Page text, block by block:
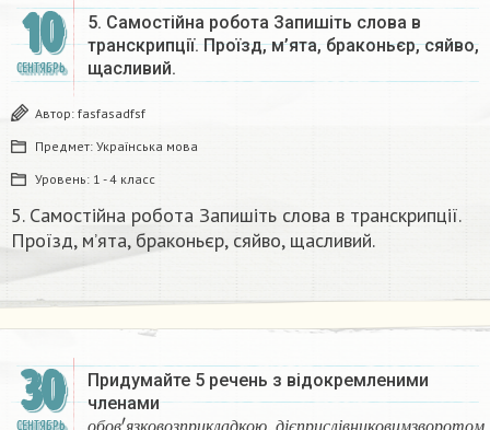
10
СЕНТЯБРЬ
5. Самостійна робота Запишіть слова в
транскрипції. Проїзд, м’ята, браконьєр, сяйво,
щасливий.​
Автор: fasfasadfsf
Предмет: Українська мова
Уровень: 1 - 4 класс
5. Самостійна робота Запишіть слова в транскрипції.
Проїзд, м’ята, браконьєр, сяйво, щасливий.​
30
СЕНТЯБРЬ
Придумайте 5 речень з відокремленими
членами
обов′яз